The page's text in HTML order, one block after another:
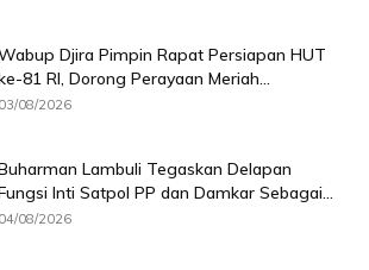
Djira Pimpin Rapat Persiapan HUT
81 RI, Dorong Perayaan Meriah...
03/08/2026
Lambuli Tegaskan Delapan
Inti Satpol PP dan Damkar Sebagai...
04/08/2026